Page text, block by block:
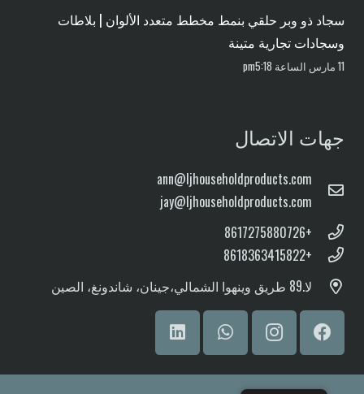
سجاد ذو وبر حلقي بنمط مخطط متعدد الألوان | بلاطات
وسجادات تجارية متينة
11 مارس الساعة pm5:18
جهات الاتصال
ann@ljhouseholdproducts.com
jay@ljhouseholdproducts.com
+8617275880726
+8618363415822
لا.89 طريق وينهوا الشمالي، جينان، شاندونغ، الصين